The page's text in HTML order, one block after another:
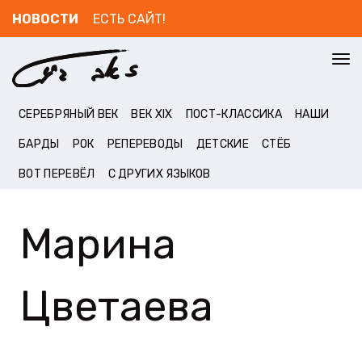
НОВОСТИ ЕСТЬ САЙТ!
СЕРЕБРЯНЫЙ ВЕК ВЕК XIX ПОСТ-КЛАССИКА НАШИ
БАРДЫ РОК РЕПЕРЕВОДЫ ДЕТСКИЕ СТЁБ
ВОТ ПЕРЕВЁЛ С ДРУГИХ ЯЗЫКОВ
Марина
Цветаева